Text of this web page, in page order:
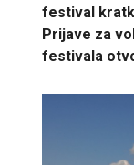
festival
Prijave za
festivala